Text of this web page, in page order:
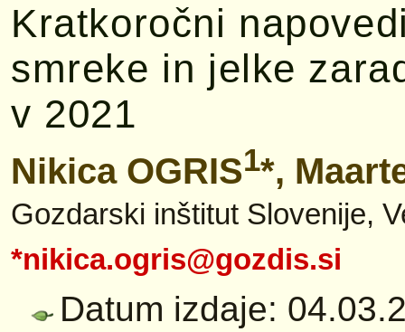
Kratkoročni
smreke in jelke
v 2021
Nikica OGRIS1*,
Gozdarski inštitut Slovenije,
*nikica.ogris@gozdis.si
Datum izdaje: